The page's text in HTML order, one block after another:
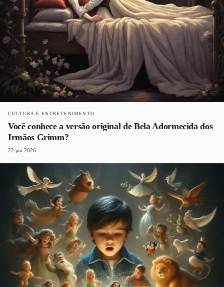
CULTURA E ENTRETENIMENTO
Você conhece a versão original de Bela Adormecida dos
Irmãos Grimm?
22 jan 2026